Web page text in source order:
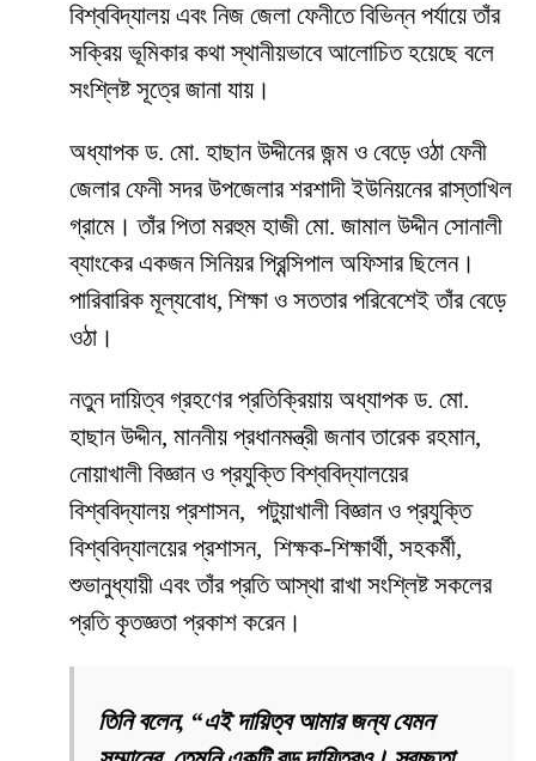
বিশ্ববিদ্যালয় এবং নিজ জেলা ফেনীতে বিভিন্ন পর্যায়ে তাঁর
সক্রিয় ভূমিকার কথা স্থানীয়ভাবে আলোচিত হয়েছে বলে
সংশ্লিষ্ট সূত্রে জানা যায়।
অধ্যাপক ড. মো. হাছান উদ্দীনের জন্ম ও বেড়ে ওঠা ফেনী
জেলার ফেনী সদর উপজেলার শরশাদী ইউনিয়নের রাস্তাখিল
গ্রামে। তাঁর পিতা মরহুম হাজী মো. জামাল উদ্দীন সোনালী
ব্যাংকের একজন সিনিয়র প্রিন্সিপাল অফিসার ছিলেন।
পারিবারিক মূল্যবোধ, শিক্ষা ও সততার পরিবেশেই তাঁর বেড়ে
ওঠা।
নতুন দায়িত্ব গ্রহণের প্রতিক্রিয়ায় অধ্যাপক ড. মো.
হাছান উদ্দীন, মাননীয় প্রধানমন্ত্রী জনাব তারেক রহমান,
নোয়াখালী বিজ্ঞান ও প্রযুক্তি বিশ্ববিদ্যালয়ের
বিশ্ববিদ্যালয় প্রশাসন, পটুয়াখালী বিজ্ঞান ও প্রযুক্তি
বিশ্ববিদ্যালয়ের প্রশাসন, শিক্ষক-শিক্ষার্থী, সহকর্মী,
শুভানুধ্যায়ী এবং তাঁর প্রতি আস্থা রাখা সংশ্লিষ্ট সকলের
প্রতি কৃতজ্ঞতা প্রকাশ করেন।
তিনি বলেন, “এই দায়িত্ব আমার জন্য যেমন